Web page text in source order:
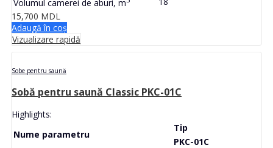
Volumul camerei de aburi, m
15,700 MDL
Adaugă în coș
Vizualizare rapidă
Sobe pentru saună
Sobă pentru saună Classic PKC-01C
Highlights:
Nume parametru
Tip
PKC-01C